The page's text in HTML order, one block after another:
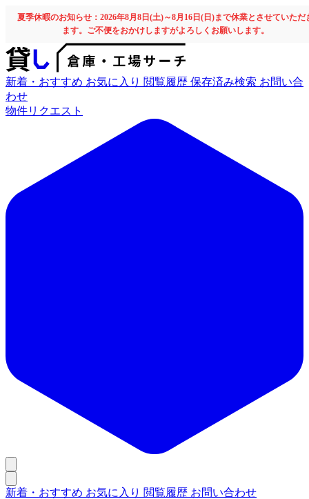
夏季休暇のお知らせ：2026年8月8日(土)～8月16日(日)まで休業とさせていただ
ます。ご不便をおかけしますがよろしくお願いします。
新着・おすすめ お気に入り 閲覧履歴 保存済み検索 お問い合
わせ
物件リクエスト
新着・おすすめ お気に入り 閲覧履歴 お問い合わせ